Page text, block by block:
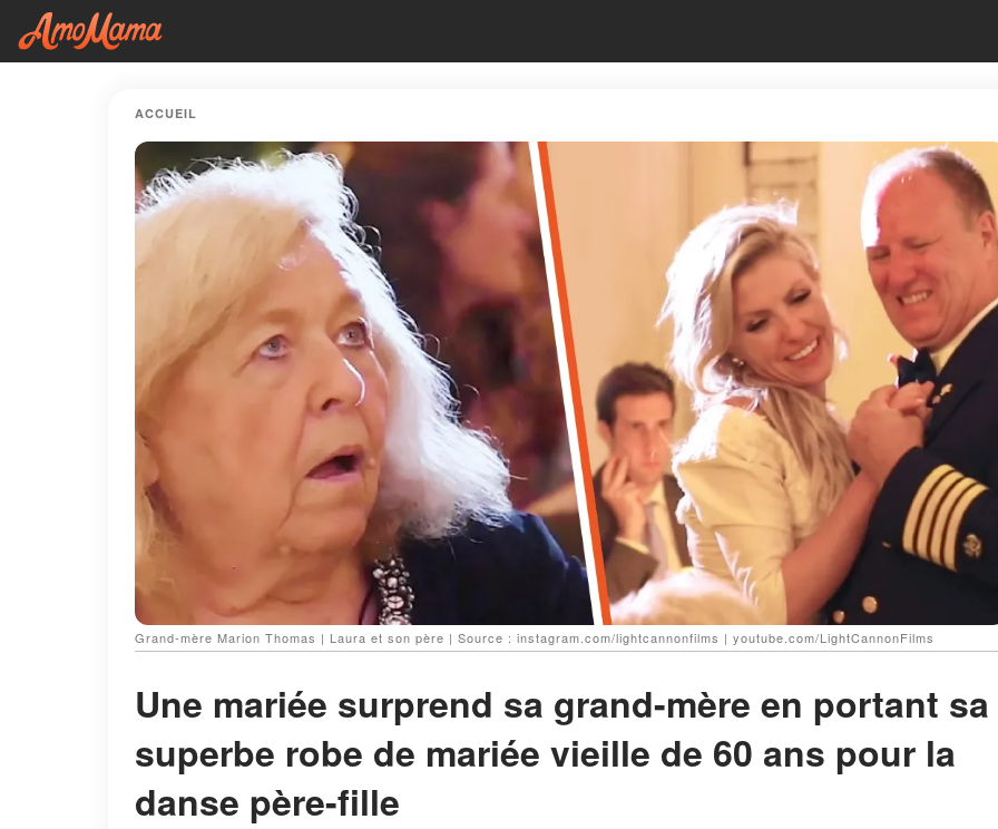
ACCUEIL
Grand-mère Marion Thomas | Laura et son père | Source : instagram.com/lightcannonfilms | youtube.com/LightCannonFilms
Une mariée surprend sa grand-mère en portant sa
superbe robe de mariée vieille de 60 ans pour la
danse père-fille